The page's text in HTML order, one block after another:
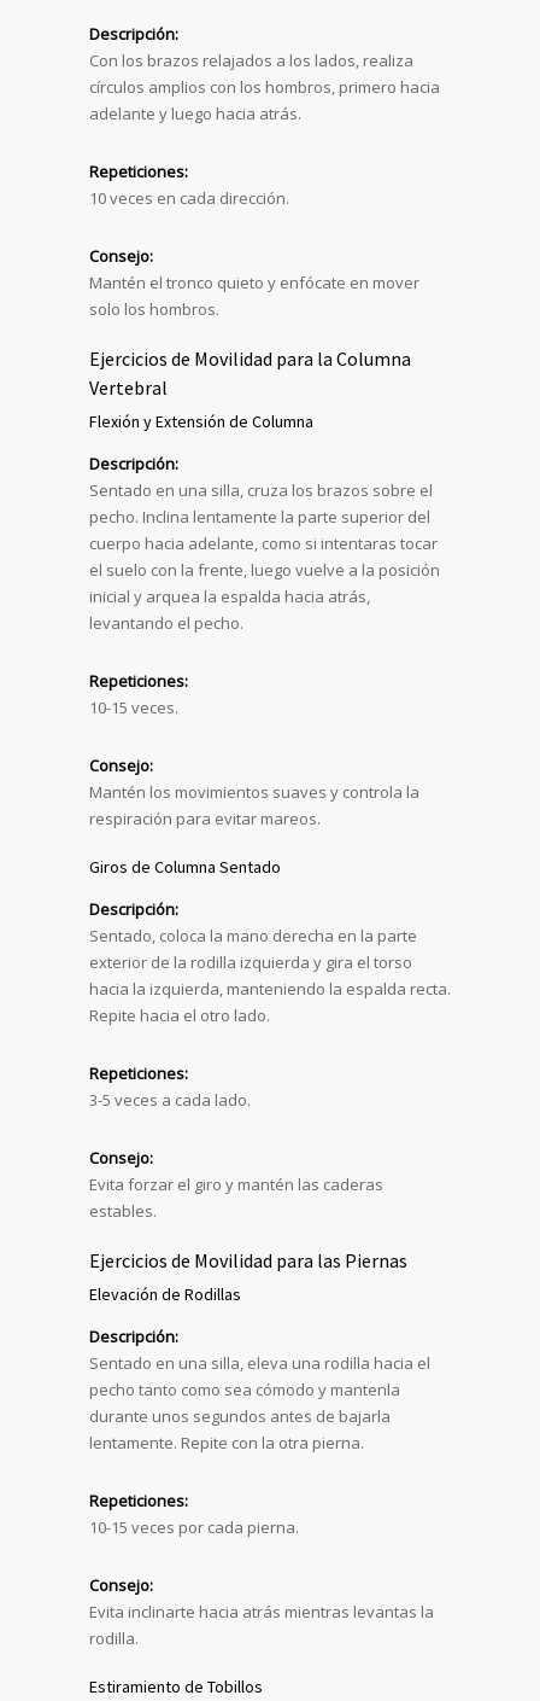
Descripción:
Con los brazos relajados a los lados, realiza
círculos amplios con los hombros, primero hacia
adelante y luego hacia atrás.
Repeticiones:
10 veces en cada dirección.
Consejo:
Mantén el tronco quieto y enfócate en mover
solo los hombros.
Ejercicios de Movilidad para la Columna
Vertebral
Flexión y Extensión de Columna
Descripción:
Sentado en una silla, cruza los brazos sobre el
pecho. Inclina lentamente la parte superior del
cuerpo hacia adelante, como si intentaras tocar
el suelo con la frente, luego vuelve a la posición
inicial y arquea la espalda hacia atrás,
levantando el pecho.
Repeticiones:
10-15 veces.
Consejo:
Mantén los movimientos suaves y controla la
respiración para evitar mareos.
Giros de Columna Sentado
Descripción:
Sentado, coloca la mano derecha en la parte
exterior de la rodilla izquierda y gira el torso
hacia la izquierda, manteniendo la espalda recta.
Repite hacia el otro lado.
Repeticiones:
3-5 veces a cada lado.
Consejo:
Evita forzar el giro y mantén las caderas
estables.
Ejercicios de Movilidad para las Piernas
Elevación de Rodillas
Descripción:
Sentado en una silla, eleva una rodilla hacia el
pecho tanto como sea cómodo y mantenla
durante unos segundos antes de bajarla
lentamente. Repite con la otra pierna.
Repeticiones:
10-15 veces por cada pierna.
Consejo:
Evita inclinarte hacia atrás mientras levantas la
rodilla.
Estiramiento de Tobillos